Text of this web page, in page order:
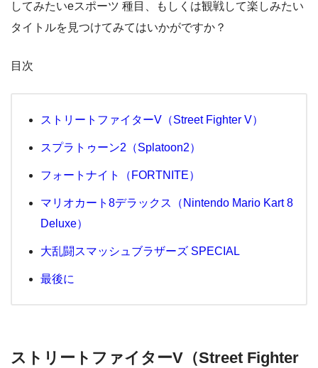
してみたいeスポーツ 種目、もしくは観戦して楽しみたい
タイトルを見つけてみてはいかがですか？
目次
ストリートファイターV（Street Fighter V）
スプラトゥーン2（Splatoon2）
フォートナイト（FORTNITE）
マリオカート8デラックス（Nintendo Mario Kart 8
Deluxe）
大乱闘スマッシュブラザーズ SPECIAL
最後に
ストリートファイターV（Street Fighter